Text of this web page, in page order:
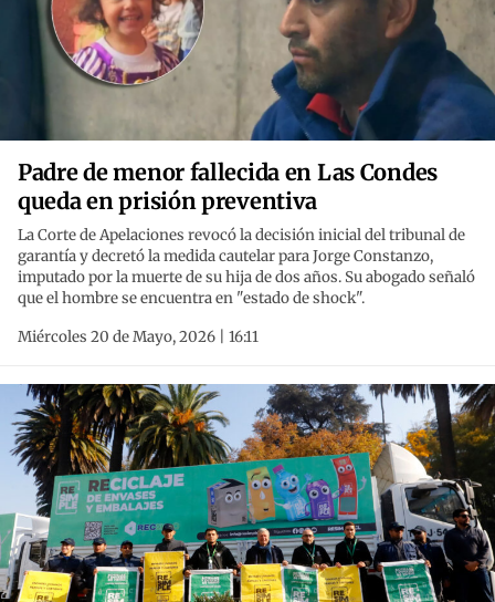
Padre de menor fallecida en Las Condes
queda en prisión preventiva
La Corte de Apelaciones revocó la decisión inicial del tribunal de
garantía y decretó la medida cautelar para Jorge Constanzo,
imputado por la muerte de su hija de dos años. Su abogado señaló
que el hombre se encuentra en "estado de shock".
Miércoles 20 de Mayo, 2026 | 16:11